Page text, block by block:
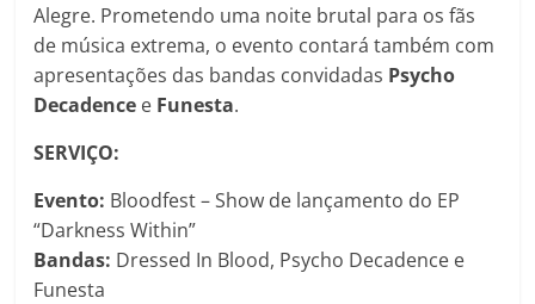
Alegre. Prometendo uma noite brutal para os fãs
de música extrema, o evento contará também com
apresentações das bandas convidadas Psycho
Decadence e Funesta.
SERVIÇO:
Evento: Bloodfest – Show de lançamento do EP
“Darkness Within”
Bandas: Dressed In Blood, Psycho Decadence e
Funesta